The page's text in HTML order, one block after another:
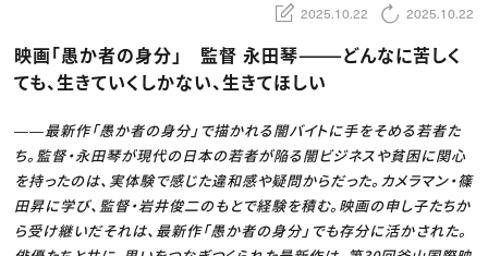
ディレクション
業界解説・キャリア事情
お役立ち基礎知識
ゲームクリエイター
映像クリエイター
マーケッター
C＆R Magazine
ニュース・トレンド
Web
映像
ゲーム・エンタメ
広告
出版
CREATIVE VILLAGEからのお知らせ
2025.10.22 2025.10.22
映画「愚か者の身分」 監督 永田琴———どんなに苦しく
ても、生きていくしかない、生きてほしい
――最新作「愚か者の身分」で描かれる闇バイトに手をそめる若者た
ち。監督・永田琴が現代の日本の若者が陥る闇ビジネスや貧困に関心
を持ったのは、実体験で感じた違和感や疑問からだった。カメラマン・篠
田昇に学び、監督・岩井俊二のもとで経験を積む。映画の申し子たちか
ら受け継いだそれは、最新作「愚か者の身分」でも存分に活かされた。